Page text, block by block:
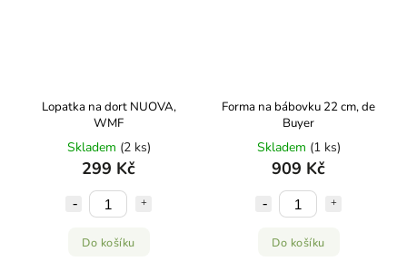
Lopatka na dort NUOVA,
WMF
Skladem (2 ks)
299 Kč
Do košíku
Forma na bábovku 22 cm, de
Buyer
Skladem (1 ks)
909 Kč
Do košíku